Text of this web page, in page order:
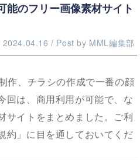
能のフリー画像素材サイト
2024.04.16 / Post by MML編集部
作、チラシの作成で一番の顔
回は、商用利用が可能で、な
サイトをまとめました。ご利
約」に目を通しておいてくだ